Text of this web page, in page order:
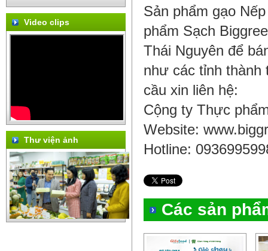
Video clips
Thư viện ảnh
Sản phẩm gạo
phẩm Sạch
Thái Nguyên để
như các tỉnh thành
cầu xin liên hệ:
Cộng ty Thực
Website:
Hotline:
Các sản